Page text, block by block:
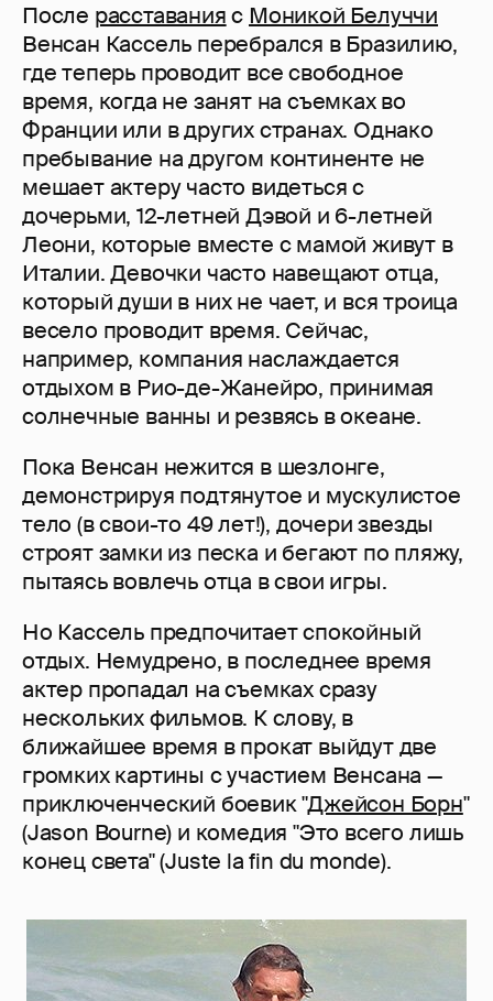
После расставанияс Моникой Белуччи
Венсан Кассель перебрался в Бразилию,
где теперь проводит все свободное
время, когда не занят на съемках во
Франции или в других странах. Однако
пребывание на другом континенте не
мешает актеру часто видеться с
дочерьми, 12-летней Дэвой и 6-летней
Леони, которые вместе с мамой живут в
Италии. Девочки часто навещают отца,
который души в них не чает, и вся троица
весело проводит время. Сейчас,
например, компания наслаждается
отдыхом в Рио-де-Жанейро, принимая
солнечные ванны и резвясь в океане.
Пока Венсан нежится в шезлонге,
демонстрируя подтянутое и мускулистое
тело (в свои-то 49 лет!), дочери звезды
строят замки из песка и бегают по пляжу,
пытаясь вовлечь отца в свои игры.
Но Кассель предпочитает спокойный
отдых. Немудрено, в последнее время
актер пропадал на съемках сразу
нескольких фильмов. К слову, в
ближайшее время в прокат выйдут две
громких картины с участием Венсана —
приключенческий боевик "Джейсон Борн"
(Jason Bourne) и комедия "Это всего лишь
конец света" (Juste la fin du monde).